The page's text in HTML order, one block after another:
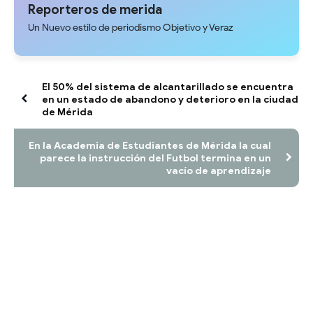
Reporteros de merida
Un Nuevo estilo de periodismo Objetivo y Veraz
El 50% del sistema de alcantarillado se encuentra
en un estado de abandono y deterioro en la ciudad
de Mérida
En la Academia de Estudiantes de Mérida la cual
parece la instrucción del Futbol termina en un
vacío de aprendizaje